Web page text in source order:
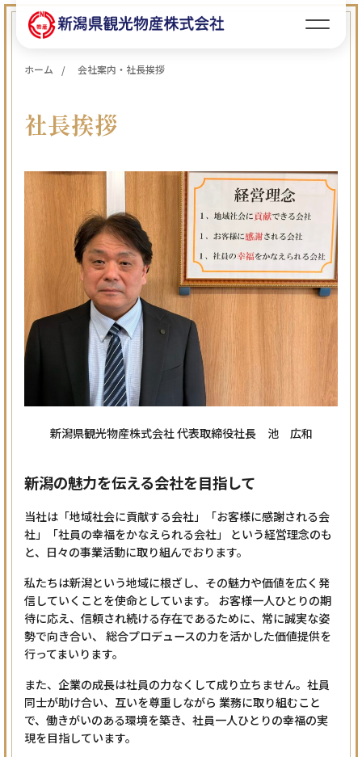
ホーム 会社案内・社長挨拶
社長挨拶
新潟の魅力を伝える会社を目指して
当社は「地域社会に貢献する会社」「お客様に感謝される会
社」「社員の幸福をかなえられる会社」 という経営理念のも
と、日々の事業活動に取り組んでおります。
私たちは新潟という地域に根ざし、その魅力や価値を広く発
信していくことを使命としています。 お客様一人ひとりの期
待に応え、信頼され続ける存在であるために、常に誠実な姿
勢で向き合い、 総合プロデュースの力を活かした価値提供を
行ってまいります。
また、企業の成長は社員の力なくして成り立ちません。社員
同士が助け合い、互いを尊重しながら 業務に取り組むこと
で、働きがいのある環境を築き、社員一人ひとりの幸福の実
現を目指しています。
新潟県観光物産株式会社 代表取締役社長 池 広和